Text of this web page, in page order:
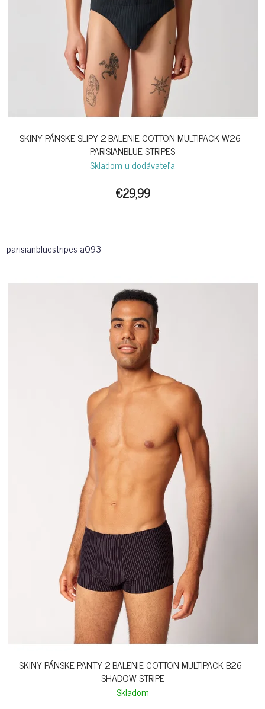
SKINY PÁNSKE SLIPY 2-BALENIE COTTON MULTIPACK W26 -
PARISIANBLUE STRIPES
Skladom u dodávateľa
€29,99
parisianbluestripes-a093
SKINY PÁNSKE PANTY 2-BALENIE COTTON MULTIPACK B26 -
SHADOW STRIPE
Skladom